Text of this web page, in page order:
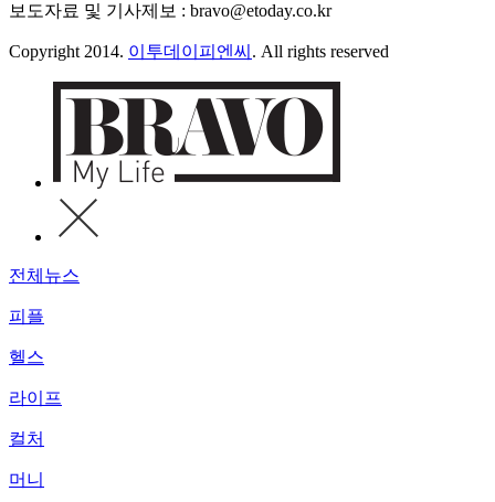
보도자료 및 기사제보 : bravo@etoday.co.kr
Copyright 2014. 이투데이피엔씨 . All rights reserved
전체뉴스
피플
헬스
라이프
컬처
머니